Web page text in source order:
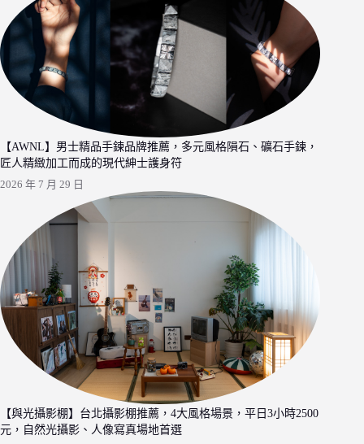
【AWNL】男士精品手鍊品牌推薦，多元風格隕石、礦石手鍊，
匠人精緻加工而成的現代紳士護身符
2026 年 7 月 29 日
【與光攝影棚】台北攝影棚推薦，4大風格場景，平日3小時2500
元，自然光攝影、人像寫真場地首選